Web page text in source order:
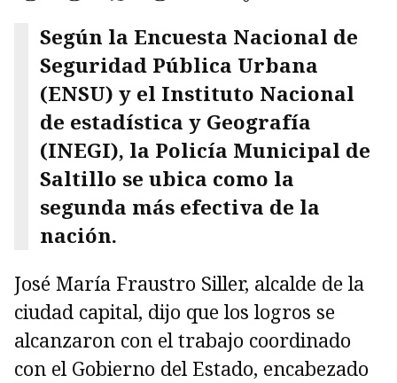
Según la Encuesta Nacional de
Seguridad Pública Urbana
(ENSU) y el Instituto Nacional
de estadística y Geografía
(INEGI), la Policía Municipal de
Saltillo se ubica como la
segunda más efectiva de la
nación.
José María Fraustro Siller, alcalde de la
ciudad capital, dijo que los logros se
alcanzaron con el trabajo coordinado
con el Gobierno del Estado, encabezado